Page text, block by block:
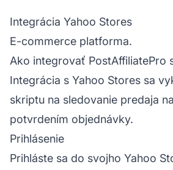
Integrácia Yahoo Stores
E-commerce platforma.
Ako integrovať PostAffiliatePro
Integrácia s Yahoo Stores sa
skriptu na sledovanie predaja
potvrdením objednávky.
Prihlásenie
Prihláste sa do svojho Yahoo